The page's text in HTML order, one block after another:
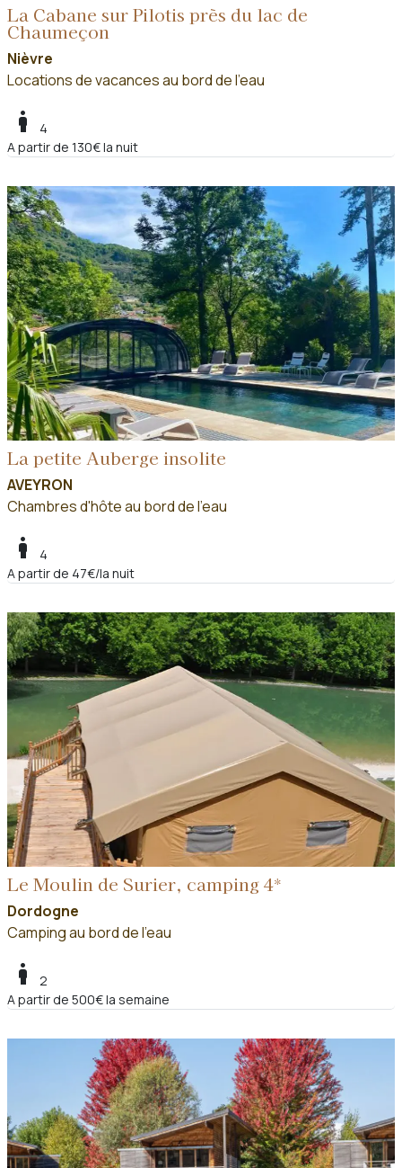
La Cabane sur Pilotis près du lac de
Chaumeçon
Nièvre
Locations de vacances au bord de l'eau
boy
4
A partir de 130€ la nuit
La petite Auberge insolite
AVEYRON
Chambres d'hôte au bord de l'eau
boy
4
A partir de 47€/la nuit
Le Moulin de Surier, camping 4*
Dordogne
Camping au bord de l'eau
boy
2
A partir de 500€ la semaine